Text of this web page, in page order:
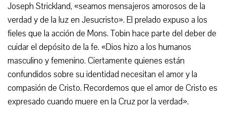
Joseph Strickland, «seamos mensajeros amorosos de la
verdad y de la luz en Jesucristo». El prelado expuso a los
fieles que la acción de Mons. Tobin hace parte del deber de
cuidar el depósito de la fe. «Dios hizo a los humanos
masculino y femenino. Ciertamente quienes están
confundidos sobre su identidad necesitan el amor y la
compasión de Cristo. Recordemos que el amor de Cristo es
expresado cuando muere en la Cruz por la verdad».